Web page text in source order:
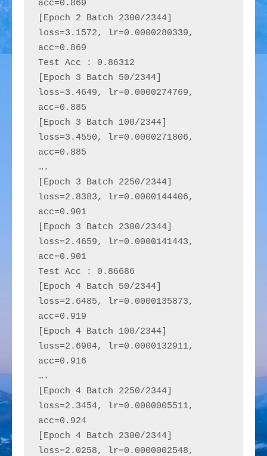
acc=0.869
[Epoch 2 Batch 2300/2344]
loss=3.1572, lr=0.0000280339,
acc=0.869
Test Acc : 0.86312
[Epoch 3 Batch 50/2344]
loss=3.4649, lr=0.0000274769,
acc=0.885
[Epoch 3 Batch 100/2344]
loss=3.4550, lr=0.0000271806,
acc=0.885
….
[Epoch 3 Batch 2250/2344]
loss=2.8383, lr=0.0000144406,
acc=0.901
[Epoch 3 Batch 2300/2344]
loss=2.4659, lr=0.0000141443,
acc=0.901
Test Acc : 0.86686
[Epoch 4 Batch 50/2344]
loss=2.6485, lr=0.0000135873,
acc=0.919
[Epoch 4 Batch 100/2344]
loss=2.6904, lr=0.0000132911,
acc=0.916
….
[Epoch 4 Batch 2250/2344]
loss=2.3454, lr=0.0000005511,
acc=0.924
[Epoch 4 Batch 2300/2344]
loss=2.0258, lr=0.0000002548,